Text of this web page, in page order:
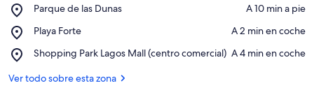
Parque de las Dunas
Place,
de
Dunas
‪A 10 min a pie‬
Playa Forte
Place,
Forte
‪A 2 min en coche‬
Shopping Park Lagos Mall (centro comercial)
Place,
Park
‪A 4 min en coche‬
Ver todo sobre esta zona